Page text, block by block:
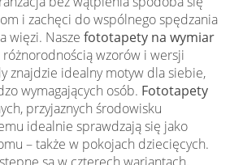
i zachęci do wspólnego spędzania
więzi. Nasze fototapety na wymiar
różnorodnością wzorów i wersji
znajdzie idealny motyw dla siebie,
wymagających osób. Fototapety
przyjaznych środowisku
idealnie sprawdzają się jako
– także w pokojach dziecięcych.